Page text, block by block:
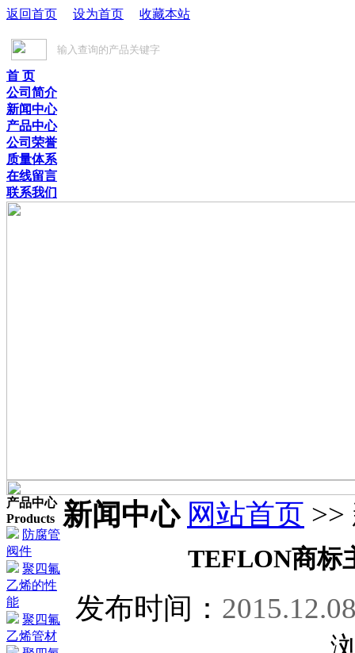
返回首页 设为首页 收藏本站
首 页
公司简介
新闻中心
产品中心
公司荣誉
质量体系
在线留言
联系我们
产品中心
Products
防腐管
阀件
聚四氟
乙烯的性
能
聚四氟
乙烯管材
新闻中心 网站首页 >>
TEFLON商标
发布时间：